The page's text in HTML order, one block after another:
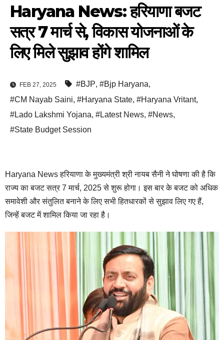
Haryana News: हरियाणा बजट
सत्र 7 मार्च से, विकास योजनाओं के
लिए मिले सुझाव होंगे शामिल
FEB 27, 2025 #BJP, #Bjp Haryana,
#CM Nayab Saini, #Haryana State, #Haryana Vritant,
#Lado Lakshmi Yojana, #Latest News, #News,
#State Budget Session
Haryana News हरियाणा के मुख्यमंत्री श्री नायब सैनी ने घोषणा की है कि
राज्य का बजट सत्र 7 मार्च, 2025 से शुरू होगा। इस बार के बजट को अधिक
समावेशी और संतुलित बनाने के लिए सभी हितधारकों से सुझाव लिए गए हैं,
जिन्हें बजट में शामिल किया जा रहा है।